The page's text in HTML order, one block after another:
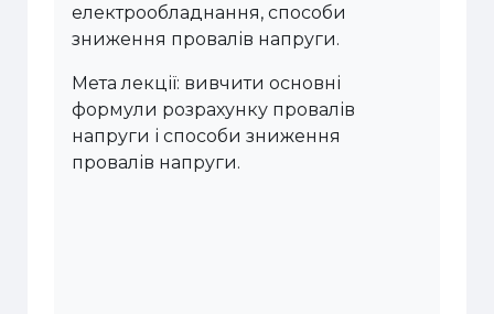
електрообладнання, способи
зниження провалів напруги.
Мета лекції: вивчити основні
формули розрахунку провалів
напруги і способи зниження
провалів напруги.